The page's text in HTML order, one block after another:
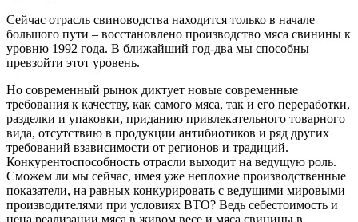
Сейчас отрасль свиноводства находится только в начале
большого пути – восстановлено производство мяса свинины к
уровню 1992 года. В ближайший год-два мы способны
превзойти этот уровень.
Но современный рынок диктует новые современные
требования к качеству, как самого мяса, так и его переработки,
разделки и упаковки, приданию привлекательного товарного
вида, отсутствию в продукции антибиотиков и ряд других
требований взависимости от регионов и традиций.
Конкурентоспособность отрасли выходит на ведущую роль.
Сможем ли мы сейчас, имея уже неплохие производственные
показатели, на равных конкурировать с ведущими мировыми
производителями при условиях ВТО? Ведь себестоимость и
цена реализации мяса в живом весе и мяса свинины в